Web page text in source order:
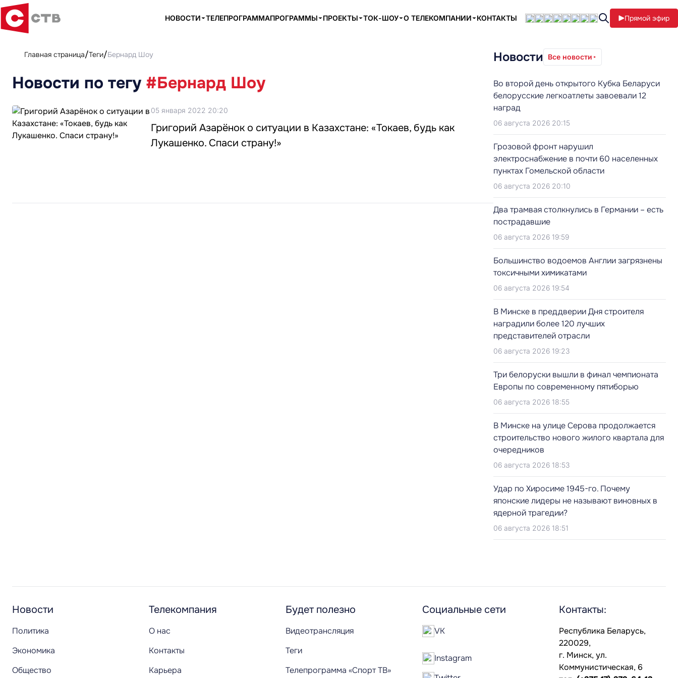
НОВОСТИ ТЕЛЕПРОГРАММАПРОГРАММЫ ПРОЕКТЫ ТОК-ШОУ О ТЕЛЕКОМПАНИИ КОНТАКТЫ Прямой эфир
Главная страница Теги Бернард Шоу
Новости по тегу #Бернард Шоу
05 января 2022 20:20
Григорий Азарёнок о ситуации в Казахстане: «Токаев, будь как
Лукашенко. Спаси страну!»
Новости Все новости
Во второй день открытого Кубка Беларуси
белорусские легкоатлеты завоевали 12
наград
06 августа 2026 20:15
Грозовой фронт нарушил
электроснабжение в почти 60 населенных
пунктах Гомельской области
06 августа 2026 20:10
Два трамвая столкнулись в Германии – есть
пострадавшие
06 августа 2026 19:59
Большинство водоемов Англии загрязнены
токсичными химикатами
06 августа 2026 19:54
В Минске в преддверии Дня строителя
наградили более 120 лучших
представителей отрасли
06 августа 2026 19:23
Три белоруски вышли в финал чемпионата
Европы по современному пятиборью
06 августа 2026 18:55
В Минске на улице Серова продолжается
строительство нового жилого квартала для
очередников
06 августа 2026 18:53
Удар по Хиросиме 1945-го. Почему
японские лидеры не называют виновных в
ядерной трагедии?
06 августа 2026 18:51
Новости
Политика
Экономика
Общество
Телекомпания
О нас
Контакты
Карьера
Будет полезно
Видеотрансляция
Теги
Телепрограмма «Спорт ТВ»
Социальные сети
VK
Instagram
Контакты:
Республика Беларусь,
220029,
г. Минск, ул.
Коммунистическая, 6